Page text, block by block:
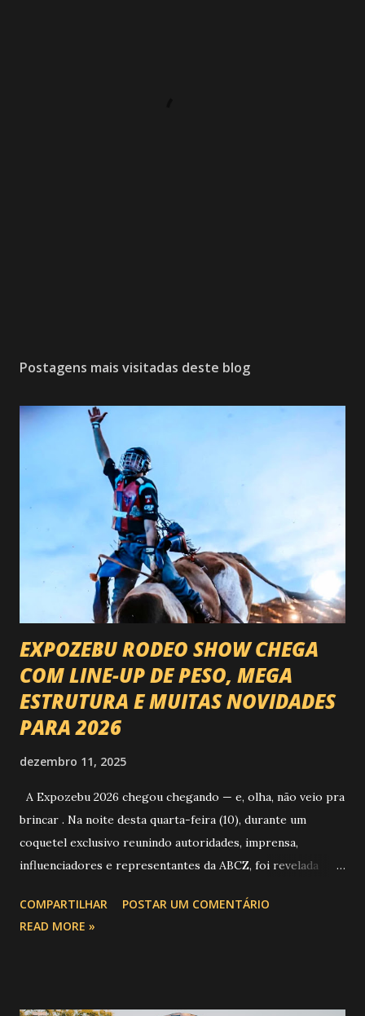
Postagens mais visitadas deste blog
EXPOZEBU RODEO SHOW CHEGA
COM LINE-UP DE PESO, MEGA
ESTRUTURA E MUITAS NOVIDADES
PARA 2026
dezembro 11, 2025
A Expozebu 2026 chegou chegando — e, olha, não veio pra
brincar . Na noite desta quarta-feira (10), durante um
coquetel exclusivo reunindo autoridades, imprensa,
influenciadores e representantes da ABCZ, foi revelada
festa : a chegada do Campeonato de Montarias em Touros
do Circuito Rancho Primavera (CRP) , a maior companhia de
COMPARTILHAR
POSTAR UM COMENTÁRIO
READ MORE »